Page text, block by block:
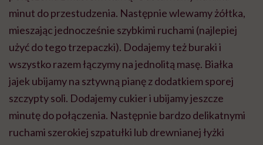
minut do przestudzenia. Następnie wlewamy żółtka,
mieszając jednocześnie szybkimi ruchami (najlepiej
użyć do tego trzepaczki). Dodajemy też buraki i
wszystko razem łączymy na jednolitą masę. Białka
jajek ubijamy na sztywną pianę z dodatkiem sporej
szczypty soli. Dodajemy cukier i ubijamy jeszcze
minutę do połączenia. Następnie bardzo delikatnymi
ruchami szerokiej szpatułki lub drewnianej łyżki